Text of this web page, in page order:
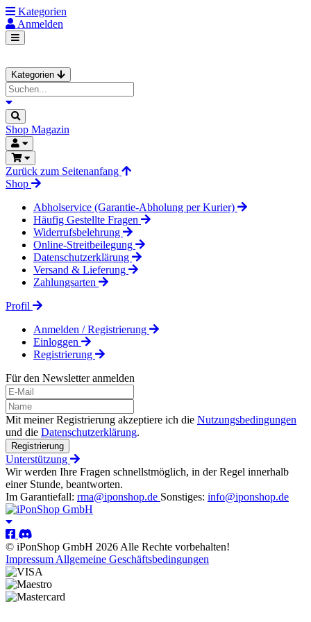
Kategorien
Anmelden
Kategorien
Shop Magazin
Zurück zum Seitenanfang
Shop
Abholservice (Garantie-Abholung per Kurier)
Häufig Gestellte Fragen
Widerrufsbelehrung
Online-Streitbeilegung
Datenschutzerklärung
Versand & Lieferung
Zahlungsarten
Profil
Anmelden / Registrierung
Einloggen
Registrierung
Für den Newsletter anmelden
Mit meiner Registrierung akzeptiere ich die Nutzungsbedingungen
und die Datenschutzerklärung.
Registrierung
Unterstützung
Wir werden Ihre Fragen schnellstmöglich, in der Regel innerhalb
einer Stunde, beantworten.
Im Garantiefall: rma@iponshop.de Sonstiges: info@iponshop.de
© iPonShop GmbH 2026 Alle Rechte vorbehalten!
Impressum Allgemeine Geschäftsbedingungen